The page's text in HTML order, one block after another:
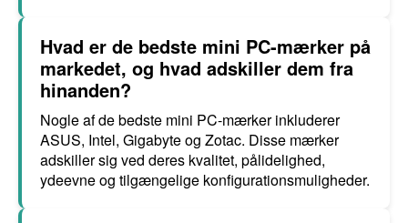
Hvad er de bedste mini PC-mærker på
markedet, og hvad adskiller dem fra
hinanden?
Nogle af de bedste mini PC-mærker inkluderer
ASUS, Intel, Gigabyte og Zotac. Disse mærker
adskiller sig ved deres kvalitet, pålidelighed,
ydeevne og tilgængelige konfigurationsmuligheder.